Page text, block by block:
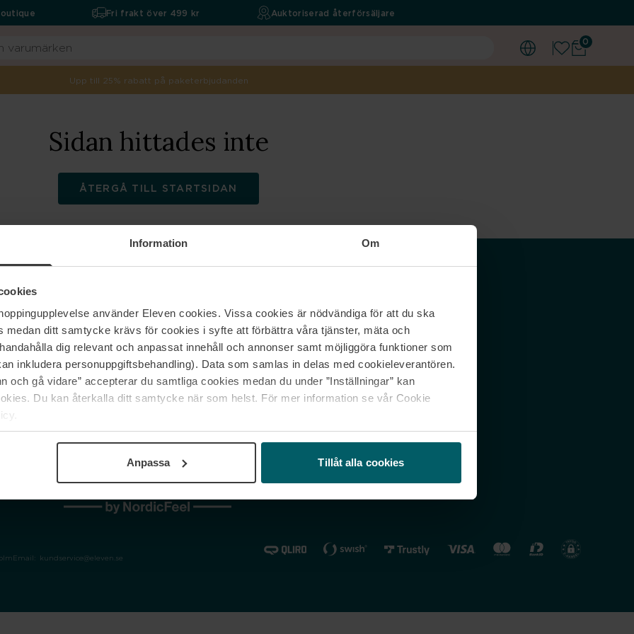
Information Om
använder Eleven cookies. Vissa cookies är nödvändiga för att du ska
medan ditt samtycke krävs för cookies i syfte att förbättra våra tjänster, mäta och
dig relevant och anpassat innehåll och annonser samt möjliggöra funktioner som
inkludera personuppgiftsbehandling). Data som samlas in delas med cookieleverantören.
och gå vidare” accepterar du samtliga cookies medan du under ”Inställningar” kan
Du kan återkalla ditt samtycke när som helst. För mer information se vår Cookie
Anpassa Tillåt alla cookies
0
Fri frakt över 499 kr Auktoriserad återförsäljare
Upp till 25% rabatt på paketerbjudanden
Sidan hittades inte
ÅTERGÅ TILL STARTSIDAN
Om oss
Jobba hos oss
Våra varumärken
Kontakta oss
Vanliga frågor & svar
Spåra min beställning
reklamationer
Nordicfeel SE
Nordicfeel FI
Nordicfeel NO
Email: kundservice@eleven.se